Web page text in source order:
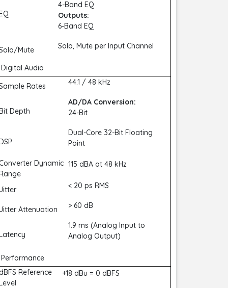
4-Band EQ
Outputs:
6-Band EQ
Mute Solo, Mute per Input Channel
Digital Audio
Rates
44.1 / 48 kHz
Depth
AD/DA Conversion:
24-Bit
Dual-Core 32-Bit Floating
Point
Dynamic 115 dBA at 48 kHz
Jitter < 20 ps RMS
Jitter Attenuation > 60 dB
1.9 ms (Analog Input to
Analog Output)
Performance
Reference
+18 dBu = 0 dBFS